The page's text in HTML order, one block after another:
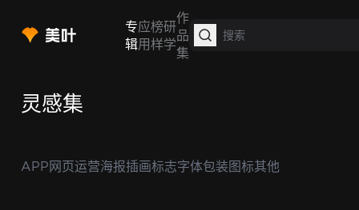
专
辑
应
用
榜
样
研
学
作
品
集
灵感集
APP网页运营海报插画标志字体包装图标其他